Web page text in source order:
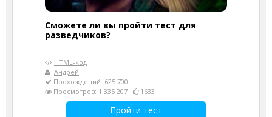
Сможете ли вы пройти тест для
разведчиков?
HTML-код
Андрей
Прохождений: 625 700
Просмотров: 1 335 207
1633
Пройти тест